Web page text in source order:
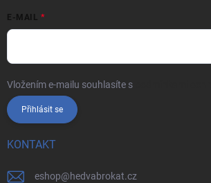
E-MAIL
Vložením e-mailu souhlasíte s
Přihlásit se
KONTAKT
eshop@hedvabrokat.cz